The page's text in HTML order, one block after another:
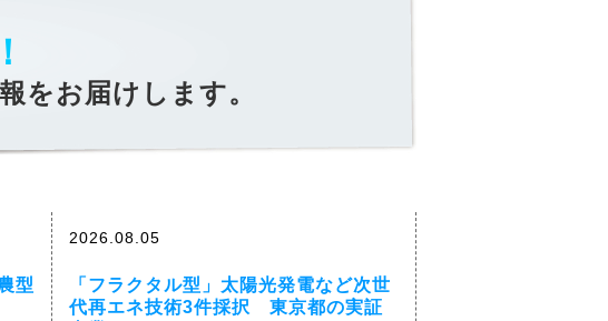
をお届けします。
型
2026.08.05
「フラクタル型」太陽光発電など次世
代再エネ技術3件採択 東京都の実証